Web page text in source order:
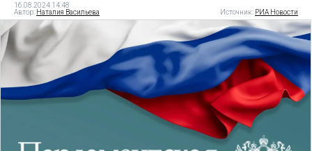
16.08.2024 14:48
Автор: Наталия Васильева Источник: РИА Новости